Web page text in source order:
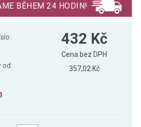
431 Kč
míč Ø 85 cm s
stříbrný
BĚHEM 24 HODIN!
od:
432 Kč
Cena bez DPH
357,02 Kč